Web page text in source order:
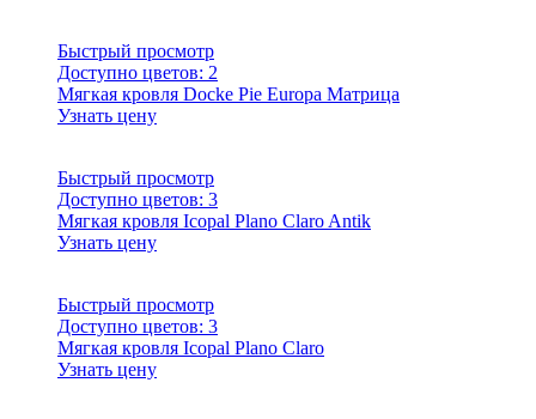
Быстрый просмотр
Доступно цветов: 2
Мягкая кровля Docke Pie Europa Матрица
Узнать цену
Быстрый просмотр
Доступно цветов: 3
Мягкая кровля Icopal Plano Claro Antik
Узнать цену
Быстрый просмотр
Доступно цветов: 3
Мягкая кровля Icopal Plano Claro
Узнать цену